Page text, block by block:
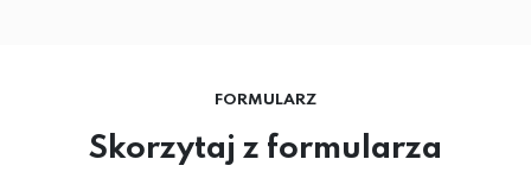
FORMULARZ
Skorzytaj z formularza